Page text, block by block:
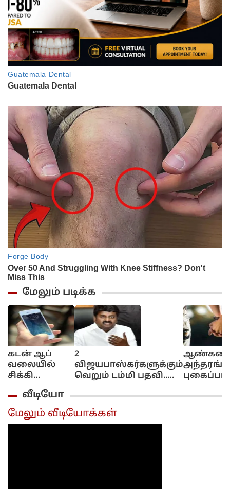
மேலும் படிக்க
கடன் ஆப்
வலையில்
சிக்கி
தவிக்கும்
இளைஞர்கள்..
தப்பிப்பது
எப்படி?
2
விஜயபாஸ்கர்களுக்கும்
வெறும் டம்மி பதவி..
பதவியை ராஜினாமா
செய்துட்டு வந்தீங்க?
மிரட்டிய
வீடியோ
மேலும் வீடியோக்கள்